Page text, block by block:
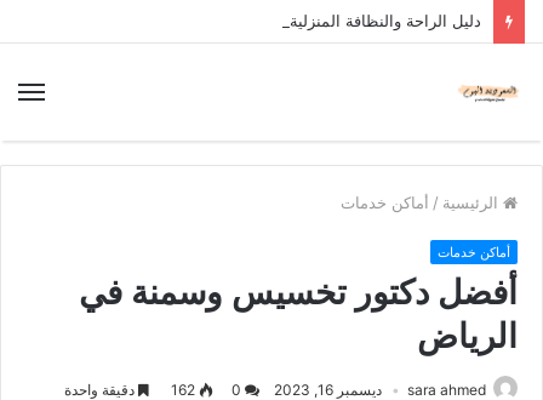
دليل الراحة والنظافة المنزلية
الرئيسية / أماكن خدمات
أماكن خدمات
أفضل دكتور تخسيس وسمنة في
الرياض
sara ahmed ديسمبر 16, 2023 162 دقيقة واحدة